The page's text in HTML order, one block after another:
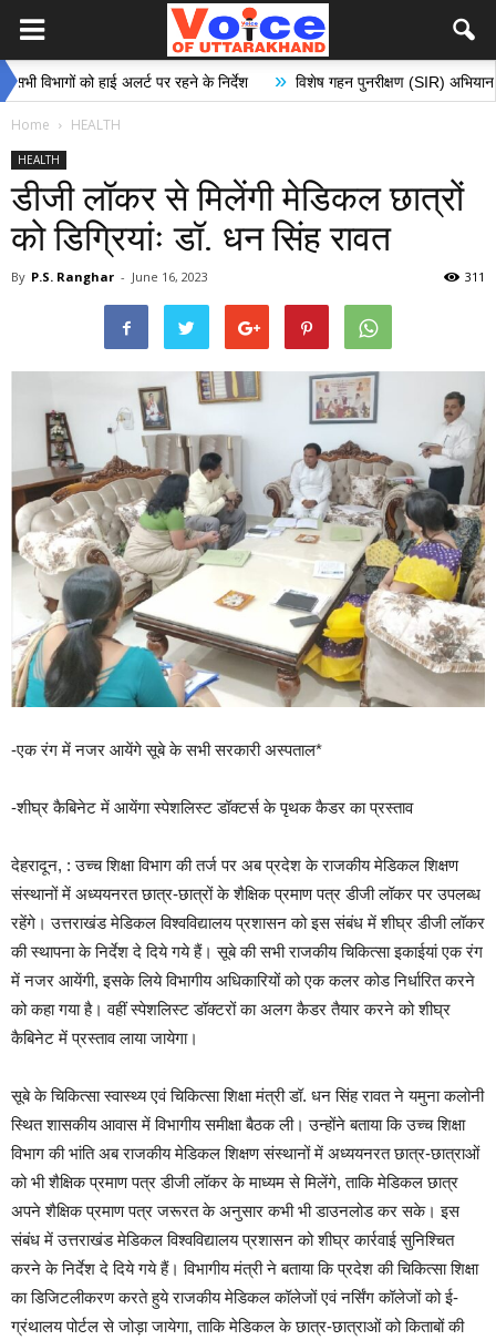
को हाई अलर्ट पर रहने के निर्देश » विशेष गहन पुनरीक्षण (SIR) अभियान के अंतर्गत
Home HEALTH
HEALTH
डीजी लॉकर से मिलेंगी मेडिकल छात्रों
को डिग्रियांः डॉ. धन सिंह रावत
By P.S. Ranghar - June 16, 2023 311
-एक रंग में नजर आयेंगे सूबे के सभी सरकारी अस्पताल*
-शीघ्र कैबिनेट में आयेंगा स्पेशलिस्ट डॉक्टर्स के पृथक कैडर का प्रस्ताव
देहरादून, : उच्च शिक्षा विभाग की तर्ज पर अब प्रदेश के राजकीय मेडिकल शिक्षण
संस्थानों में अध्ययनरत छात्र-छात्रों के शैक्षिक प्रमाण पत्र डीजी लॉकर पर उपलब्ध
रहेंगे। उत्तराखंड मेडिकल विश्वविद्यालय प्रशासन को इस संबंध में शीघ्र डीजी लॉकर
की स्थापना के निर्देश दे दिये गये हैं। सूबे की सभी राजकीय चिकित्सा इकाईयां एक रंग
में नजर आयेंगी, इसके लिये विभागीय अधिकारियों को एक कलर कोड निर्धारित करने
को कहा गया है। वहीं स्पेशलिस्ट डॉक्टरों का अलग कैडर तैयार करने को शीघ्र
कैबिनेट में प्रस्ताव लाया जायेगा।
सूबे के चिकित्सा स्वास्थ्य एवं चिकित्सा शिक्षा मंत्री डॉ. धन सिंह रावत ने यमुना कलोनी
स्थित शासकीय आवास में विभागीय समीक्षा बैठक ली। उन्होंने बताया कि उच्च शिक्षा
विभाग की भांति अब राजकीय मेडिकल शिक्षण संस्थानों में अध्ययनरत छात्र-छात्राओं
को भी शैक्षिक प्रमाण पत्र डीजी लॉकर के माध्यम से मिलेंगे, ताकि मेडिकल छात्र
अपने शैक्षिक प्रमाण पत्र जरूरत के अनुसार कभी भी डाउनलोड कर सके। इस
संबंध में उत्तराखंड मेडिकल विश्वविद्यालय प्रशासन को शीघ्र कार्रवाई सुनिश्चित
करने के निर्देश दे दिये गये हैं। विभागीय मंत्री ने बताया कि प्रदेश की चिकित्सा शिक्षा
का डिजिटलीकरण करते हुये राजकीय मेडिकल कॉलेजों एवं नर्सिंग कॉलेजों को ई-
ग्रंथालय पोर्टल से जोड़ा जायेगा, ताकि मेडिकल के छात्र-छात्राओं को किताबों की